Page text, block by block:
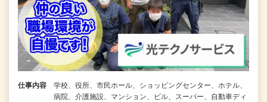
仕事内容
学校、役所、市民ホール、ショッピングセンター、ホテル、
病院、介護施設、マンション、ビル、スーパー、自動車ディ